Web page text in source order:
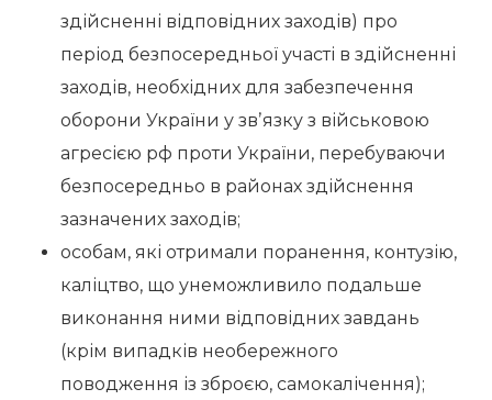
здійсненні відповідних заходів) про
період безпосередньої участі в здійсненні
заходів, необхідних для забезпечення
оборони України у звʼязку з військовою
агресією рф проти України, перебуваючи
безпосередньо в районах здійснення
зазначених заходів;
особам, які отримали поранення, контузію,
каліцтво, що унеможливило подальше
виконання ними відповідних завдань
(крім випадків необережного
поводження із зброєю, самокалічення);